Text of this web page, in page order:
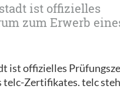
ist offizielles
zum Erwerb
ist offizielles
telc-Zertifikates. telc